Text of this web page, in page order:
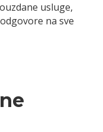
usluge,
na sve